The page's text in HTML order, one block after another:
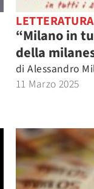
LETTERATURA
“Milano in
della
di Alessandro
11 Marzo 2025